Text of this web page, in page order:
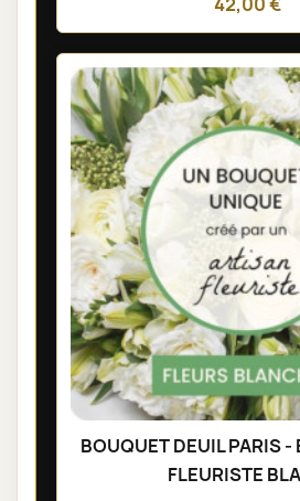
BOUQUET DEUIL PARIS -
FLEURISTE